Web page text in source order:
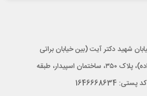
شهید دکتر آیت (بین خیابان براتی
و خیابان قاسم زاده)، پلاک ۳۵۰، ساختمان اسپیدار، طبقه